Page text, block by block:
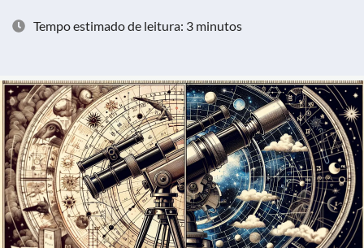
Tempo estimado de leitura: 3 minutos